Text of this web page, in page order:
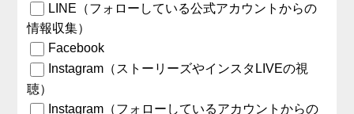
LINE（フォローしている公式アカウントからの
情報収集）
Facebook
Instagram（ストーリーズやインスタLIVEの視
聴）
Instagram（フォローしているアカウントからの